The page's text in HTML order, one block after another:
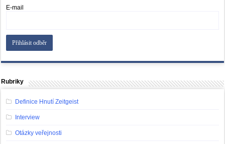
E-mail
Rubriky
Definice Hnutí Zeitgeist
Interview
Otázky veřejnosti